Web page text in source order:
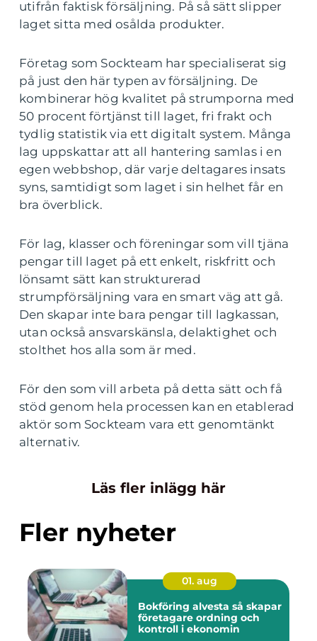
utifrån faktisk försäljning. På så sätt slipper
laget sitta med osålda produkter.
Företag som Sockteam har specialiserat sig
på just den här typen av försäljning. De
kombinerar hög kvalitet på strumporna med
50 procent förtjänst till laget, fri frakt och
tydlig statistik via ett digitalt system. Många
lag uppskattar att all hantering samlas i en
egen webbshop, där varje deltagares insats
syns, samtidigt som laget i sin helhet får en
bra överblick.
För lag, klasser och föreningar som vill tjäna
pengar till laget på ett enkelt, riskfritt och
lönsamt sätt kan strukturerad
strumpförsäljning vara en smart väg att gå.
Den skapar inte bara pengar till lagkassan,
utan också ansvarskänsla, delaktighet och
stolthet hos alla som är med.
För den som vill arbeta på detta sätt och få
stöd genom hela processen kan en etablerad
aktör som Sockteam vara ett genomtänkt
alternativ.
Läs fler inlägg här
Fler nyheter
01. aug
Bokföring alvesta så skapar
företagare ordning och
kontroll i ekonomin